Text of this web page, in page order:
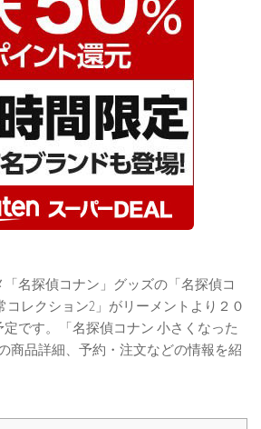
名探偵コナン」グッズの「名探偵コ
コレクション2」がリーメントより２０
です。「名探偵コナン 小さくなった
商品詳細、予約・注文などの情報を紹